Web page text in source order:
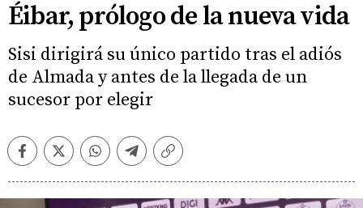
Éibar, prólogo de la nueva vida
Sisi dirigirá su único partido tras el adiós
de Almada y antes de la llegada de un
sucesor por elegir
FacebookTwitterWhatsappTelegramCopiar